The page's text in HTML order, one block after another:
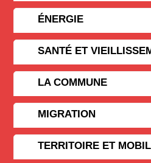
ÉNERGIE
SANTÉ ET
LA COMMUNE
MIGRATION
TERRITOIRE ET